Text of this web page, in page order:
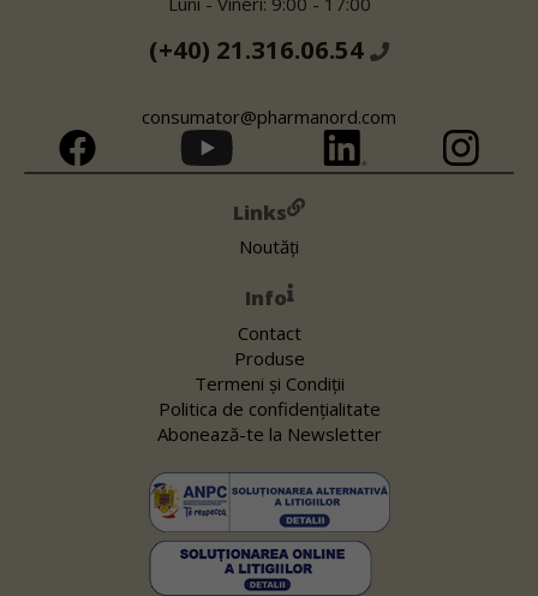
(+40) 21.316.06.54
consumator@pharmanord.com
Links
Noutăți
Info
Contact
Produse
Termeni și Condiții
Politica de confidențialitate
Abonează-te la Newsletter